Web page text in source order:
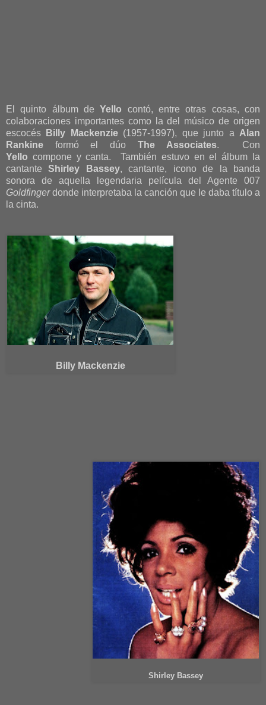
El quinto álbum deYello contó, entre otras cosas, con
colaboraciones importantes como la del músico de origen
escocés
Billy Mackenzie(1957-1997), que junto a Alan
Rankine formó el dúo The Associates. Con
Yello compone y canta. También estuvo en el álbum la
cantanteShirley Bassey, cantante, icono de la banda
sonora de aquella legendaria película del Agente 007
Goldfingerdonde interpretaba la canción que le daba título a
la cinta.
Billy Mackenzie
Shirley Bassey